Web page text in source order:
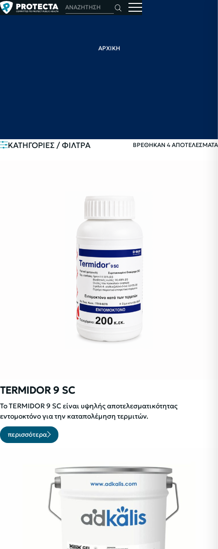
ΑΡΧΙΚΗ
ΚΑΤΗΓΟΡΙΕΣ / ΦΙΛΤΡΑ ΒΡΕΘΗΚΑΝ 4 ΑΠΟΤΕΛΕΣΜΑΤΑ
TERMIDOR 9 SC
Το TERMIDOR 9 SC είναι υψηλής αποτελεσματικότητας
εντομοκτόνο για την καταπολέμηση τερμιτών.
περισσότερα